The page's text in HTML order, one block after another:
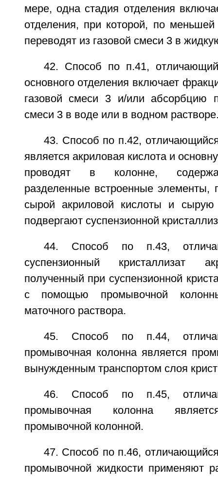
мере, одна стадия отделения
отделения, при которой, по
переводят из газовой смеси 3 в
42. Способ по п.41,
основного отделения включает
газовой смеси 3 и/или абсорбцию
смеси 3 в воде или в водном
43. Способ по п.42,
является акриловая кислота и
проводят в колонне,
разделенные встроенные элементы,
сырой акриловой кислоты и сырую
подвергают суспензионной
44. Способ по п.43,
суспензионный кристаллизат
полученный при суспензионной
с помощью промывочной
маточного раствора.
45. Способ по п.44,
промывочная колонна является
вынужденным транспортом слоя
46. Способ по п.45,
промывочная колонна
промывочной колонной.
47. Способ по п.46,
промывочной жидкости применяют